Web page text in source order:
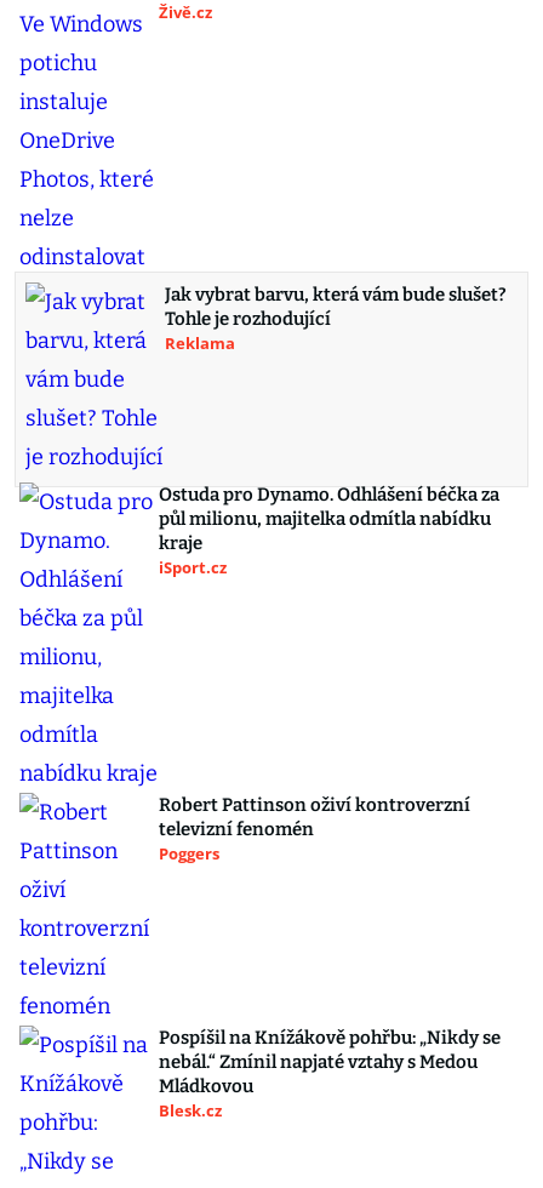
Živě.cz
Jak vybrat barvu, která vám bude slušet?
Tohle je rozhodující
Reklama
Ostuda pro Dynamo. Odhlášení béčka za
půl milionu, majitelka odmítla nabídku
kraje
iSport.cz
Robert Pattinson oživí kontroverzní
televizní fenomén
Poggers
Pospíšil na Knížákově pohřbu: „Nikdy se
nebál.“ Zmínil napjaté vztahy s Medou
Mládkovou
Blesk.cz